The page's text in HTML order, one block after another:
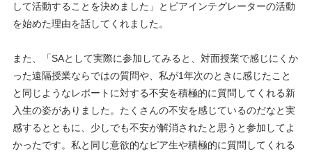
して活動することを決めました」とピアインテグレーターの活動
を始めた理由を話してくれました。
また、「SAとして実際に参加してみると、対面授業で感じにくか
った遠隔授業ならではの質問や、私が1年次のときに感じたこと
と同じようなレポートに対する不安を積極的に質問してくれる新
入生の姿がありました。たくさんの不安を感じているのだなと実
感するとともに、少しでも不安が解消されたと思うと参加してよ
かったです。私と同じ意欲的なピア生や積極的に質問してくれる